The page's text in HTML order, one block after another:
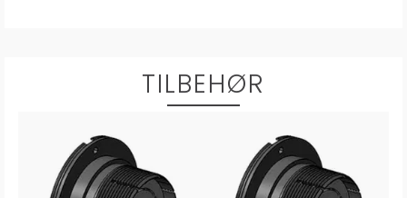
TILBEHØR